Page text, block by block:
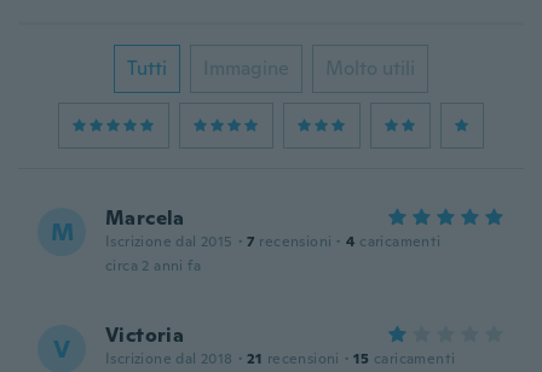
Tutti Immagine Molto utili
M Marcela
Iscrizione dal 2015 · 7 recensioni · 4 caricamenti
circa 2 anni fa
V Victoria
Iscrizione dal 2018 · 21 recensioni · 15 caricamenti